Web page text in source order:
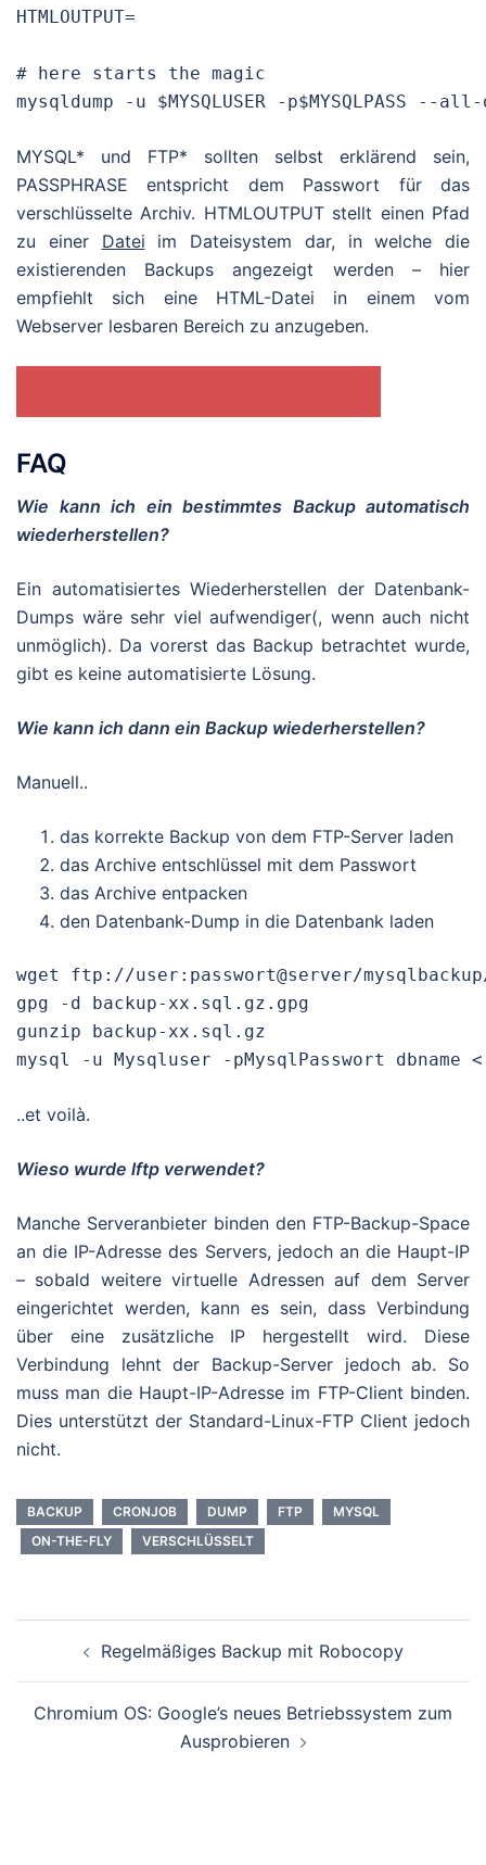
HTMLOUTPUT=
# here starts the magic
mysqldump -u $MYSQLUSER -
MYSQL* und FTP* sollten selbst erklärend sein,
PASSPHRASE entspricht dem Passwort für das
verschlüsselte Archiv. HTMLOUTPUT stellt einen Pfad
zu einer Datei im Dateisystem dar, in welche die
existierenden Backups angezeigt werden – hier
empfiehlt sich eine HTML-Datei in einem vom
Webserver lesbaren Bereich zu anzugeben.
FAQ
Wie kann ich ein bestimmtes Backup automatisch
wiederherstellen?
Ein automatisiertes Wiederherstellen der Datenbank-
Dumps wäre sehr viel aufwendiger(, wenn auch nicht
unmöglich). Da vorerst das Backup betrachtet wurde,
gibt es keine automatisierte Lösung.
Wie kann ich dann ein Backup wiederherstellen?
Manuell..
das korrekte Backup von dem FTP-Server laden
das Archive entschlüssel mit dem Passwort
das Archive entpacken
den Datenbank-Dump in die Datenbank laden
wget ftp://user:passwort@server/
gpg -d backup-xx.sql.gz.gpg
gunzip backup-xx.sql.gz
mysql -u Mysqluser -pMysqlPasswort dbname
..et voilà.
Wieso wurde lftp verwendet?
Manche Serveranbieter binden den FTP-Backup-Space
an die IP-Adresse des Servers, jedoch an die Haupt-IP
– sobald weitere virtuelle Adressen auf dem Server
eingerichtet werden, kann es sein, dass Verbindung
über eine zusätzliche IP hergestellt wird. Diese
Verbindung lehnt der Backup-Server jedoch ab. So
muss man die Haupt-IP-Adresse im FTP-Client binden.
Dies unterstützt der Standard-Linux-FTP Client jedoch
nicht.
BACKUP CRONJOB DUMP FTP
MYSQL
ON-THE-FLY
VERSCHLÜSSELT
Regelmäßiges Backup mit Robocopy
Chromium OS: Google’s neues Betriebssystem zum
Ausprobieren